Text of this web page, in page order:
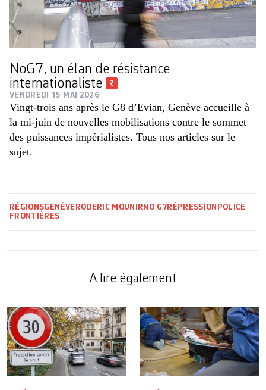
NoG7, un élan de résistance
internationaliste
VENDREDI 15 MAI 2026
Vingt-trois ans après le G8 d’Evian, Genève accueille à
la mi-juin de nouvelles mobilisations contre le sommet
des puissances impérialistes. Tous nos articles sur le
sujet.
RÉGIONSGENÈVE RODERIC MOUNIR NO G7 RÉPRESSION POLICE
FRONTIÈRES
A lire également